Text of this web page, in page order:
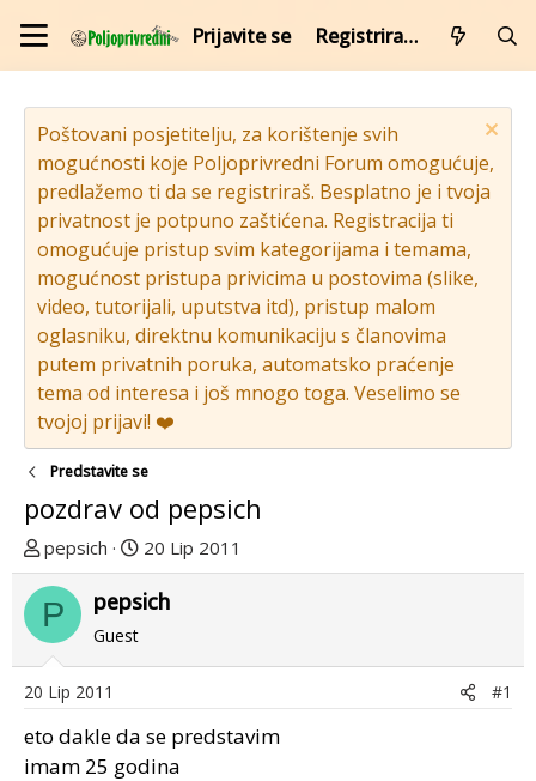
Prijavite se Registrirajte se
Poštovani posjetitelju, za korištenje svih
mogućnosti koje Poljoprivredni Forum omogućuje,
predlažemo ti da se registriraš. Besplatno je i tvoja
privatnost je potpuno zaštićena. Registracija ti
omogućuje pristup svim kategorijama i temama,
mogućnost pristupa privicima u postovima (slike,
video, tutorijali, uputstva itd), pristup malom
oglasniku, direktnu komunikaciju s članovima
putem privatnih poruka, automatsko praćenje
tema od interesa i još mnogo toga. Veselimo se
tvojoj prijavi! ❤️
Predstavite se
pozdrav od pepsich
T
e
m
u
p
k
r
e
pepsich
D
a
t
r
v
o
20 Lip 2011
P pepsich
Guest
20 Lip 2011 #1
eto dakle da se predstavim
imam 25 godina